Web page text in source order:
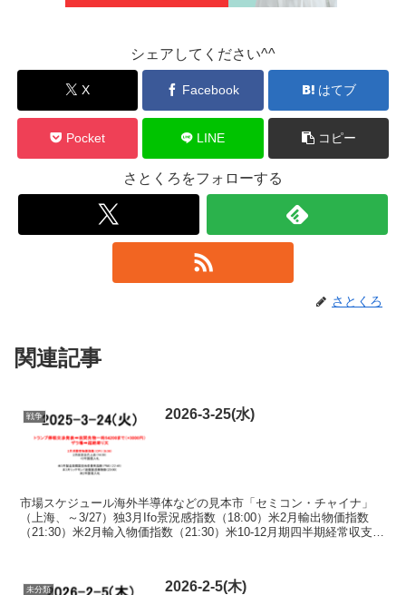
シェアしてください^^
X Facebook はてブ
Pocket LINE コピー
さとくろをフォローする
さとくろ
関連記事
戦争 2026-3-25(水)
市場スケジュール海外半導体などの見本市「セミコン・チャイナ」
（上海、～3/27）独3月Ifo景況感指数（18:00）米2月輸出物価指数
（21:30）米2月輸入物価指数（21:30）米10-12月期四半期経常収支
未分類 2026-2-5(木)